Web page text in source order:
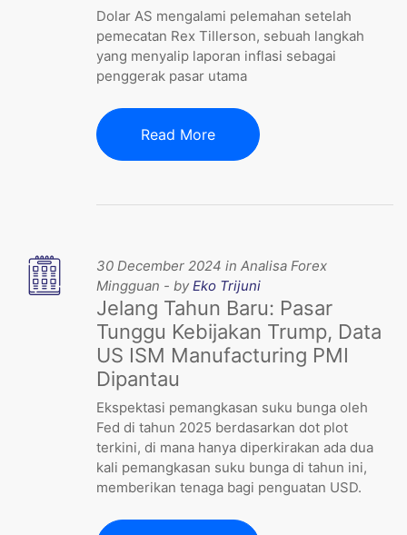
Dolar AS mengalami pelemahan setelah
pemecatan Rex Tillerson, sebuah langkah
yang menyalip laporan inflasi sebagai
penggerak pasar utama
Read More
30 December 2024 in Analisa Forex
Mingguan - byEko Trijuni
Jelang Tahun Baru: Pasar
Tunggu Kebijakan Trump, Data
US ISM Manufacturing PMI
Dipantau
Ekspektasi pemangkasan suku bunga oleh
Fed di tahun 2025 berdasarkan dot plot
terkini, di mana hanya diperkirakan ada dua
kali pemangkasan suku bunga di tahun ini,
memberikan tenaga bagi penguatan USD.